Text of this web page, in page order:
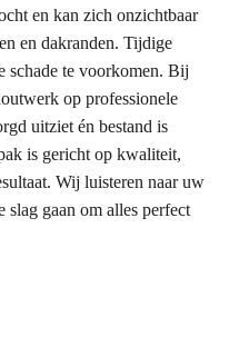
en kan zich onzichtbaar
en dakranden. Tijdige
schade te voorkomen. Bij
op professionele
uitziet én bestand is
is gericht op kwaliteit,
Wij luisteren naar uw
slag gaan om alles perfect